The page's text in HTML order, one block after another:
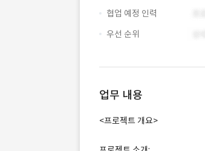
협업 예정 인력
우선 순위
업무 내용
<프로젝트 개요>